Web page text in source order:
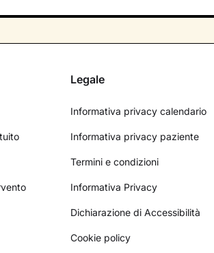
Legale
Informativa privacy calendario
Informativa privacy paziente
Termini e condizioni
Informativa Privacy
Dichiarazione di Accessibilità
Cookie policy